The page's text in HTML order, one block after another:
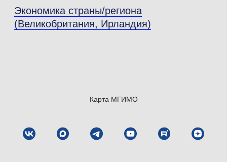
Экономика страны/региона
(Великобритания, Ирландия)
Карта МГИМО